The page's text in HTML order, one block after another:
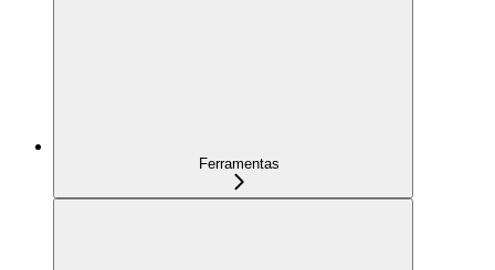
Ferramentas